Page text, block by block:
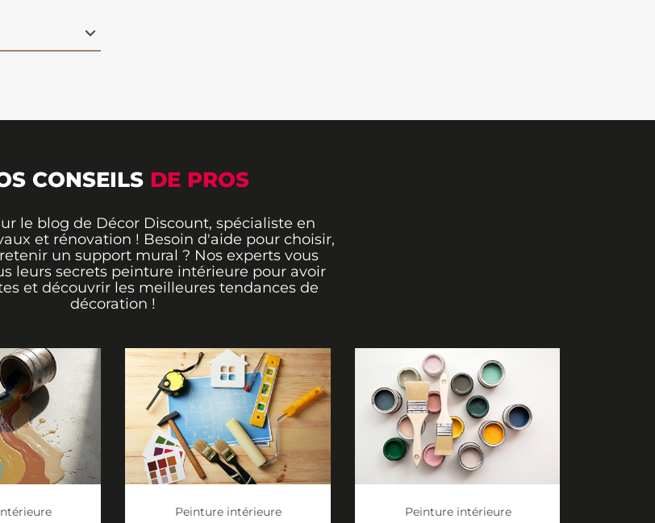
CONSEILS DE PROS
le blog de Décor Discount, spécialiste en
et rénovation ! Besoin d'aide pour choisir,
un support mural ? Nos experts vous
leurs secrets peinture intérieure pour avoir
et découvrir les meilleures tendances de
décoration !
Peinture intérieure Peinture intérieure